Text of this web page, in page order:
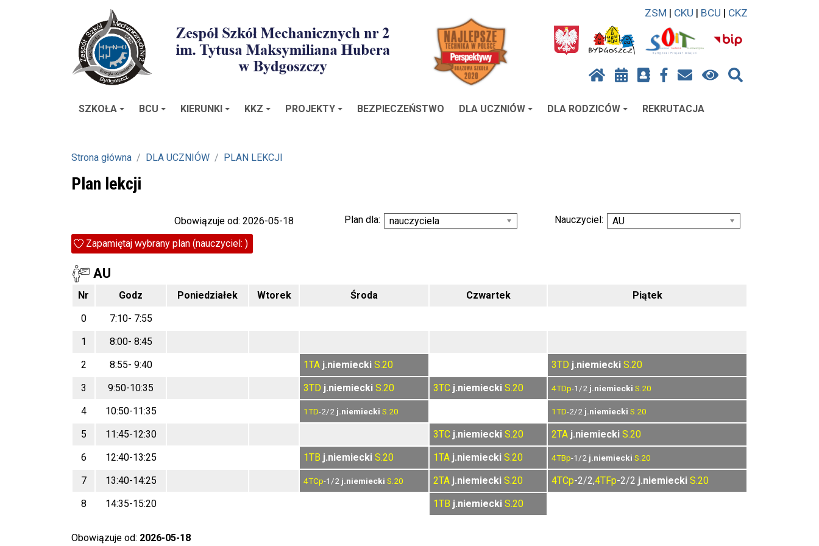
ZSM | CKU | BCU | CKZ
SZKOŁA BCU KIERUNKI KKZ PROJEKTY BEZPIECZEŃSTWO DLA UCZNIÓW DLA RODZICÓW REKRUTACJA
Strona główna DLA UCZNIÓW PLAN LEKCJI
Plan lekcji
Obowiązuje od: 2026-05-18 Plan dla: nauczyciela Nauczyciel:
AU
Zapamiętaj wybrany plan (nauczyciel: )
AU
Nr Godz Poniedziałek Wtorek Środa Czwartek
Piątek
0
7:10- 7:55
1
8:00- 8:45
2
8:55- 9:40 1TA j.niemiecki S.20 3TD j.niemiecki S.20
3
9:50-10:35 3TD j.niemiecki S.20 3TC j.niemiecki S.20 4TDp-1/2 j.niemiecki S.20
4 10:50-11:35 1TD-2/2 j.niemiecki S.20 1TD-2/2 j.niemiecki S.20
5 11:45-12:30 3TC j.niemiecki S.20 2TA j.niemiecki S.20
6
12:40-13:25 1TB j.niemiecki S.20 1TA j.niemiecki S.20 4TBp-1/2 j.niemiecki S.20
7 13:40-14:25 4TCp-1/2 j.niemiecki S.20 2TA j.niemiecki S.20 4TCp-2/2,4TFp-2/2 j.niemiecki S.20
8
14:35-15:20 1TB j.niemiecki S.20
Obowiązuje od: 2026-05-18